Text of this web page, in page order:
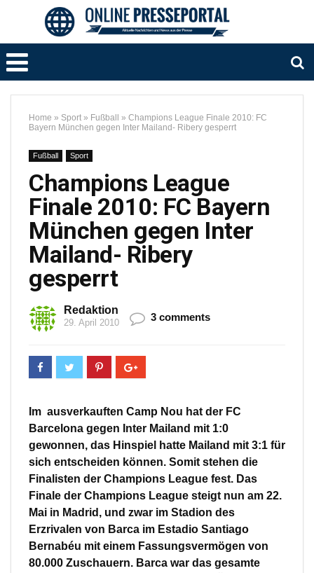
Home » Sport » Fußball » Champions League Finale 2010: FC
Bayern München gegen Inter Mailand- Ribery gesperrt
Fußball Sport
Champions League
Finale 2010: FC Bayern
München gegen Inter
Mailand- Ribery
gesperrt
Redaktion
29. April 2010 3 comments
Im ausverkauften Camp Nou hat der FC
Barcelona gegen Inter Mailand mit 1:0
gewonnen, das Hinspiel hatte Mailand mit 3:1 für
sich entscheiden können. Somit stehen die
Finalisten der Champions League fest. Das
Finale der Champions League steigt nun am 22.
Mai in Madrid, und zwar im Stadion des
Erzrivalen von Barca im Estadio Santiago
Bernabéu mit einem Fassungsvermögen von
80.000 Zuschauern. Barca war das gesamte